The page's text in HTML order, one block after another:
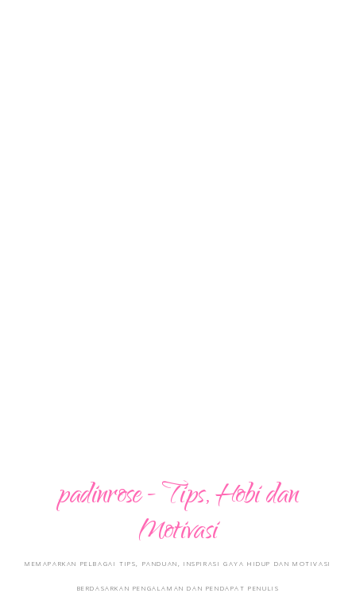
padinrose - Tips, Hobi dan
Motivasi
MEMAPARKAN PELBAGAI TIPS, PANDUAN, INSPIRASI GAYA HIDUP DAN MOTIVASI
BERDASARKAN PENGALAMAN DAN PENDAPAT PENULIS